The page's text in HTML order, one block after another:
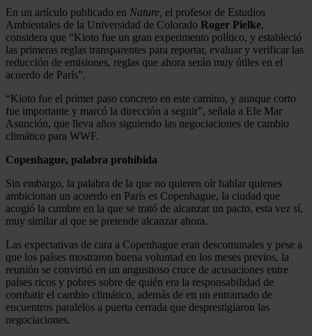
En un artículo publicado en Nature, el profesor de Estudios
Ambientales de la Universidad de Colorado Roger Pielke,
considera que “Kioto fue un gran experimento político, y estableció
las primeras reglas transparentes para reportar, evaluar y verificar las
reducción de emisiones, reglas que ahora serán muy útiles en el
acuerdo de París”.
“Kioto fue el primer paso concreto en este camino, y aunque corto
fue importante y marcó la dirección a seguir”, señala a Efe Mar
Asunción, que lleva años siguiendo las negociaciones de cambio
climático para WWF.
Copenhague, palabra prohibida
Sin embargo, la palabra de la que no quieren oír hablar quienes
ambicionan un acuerdo en París es Copenhague, la ciudad que
acogió la cumbre en la que se trató de alcanzar un pacto, esta vez sí,
muy similar al que se pretende alcanzar ahora.
Las expectativas de cara a Copenhague eran descomunales y pese a
que los países mostraron buena voluntad en los meses previos, la
reunión se convirtió en un angustioso cruce de acusaciones entre
países ricos y pobres sobre de quién era la responsabilidad de
combatir el cambio climático, además de en un entramado de
encuentros paralelos a puerta cerrada que desprestigiaron las
negociaciones.